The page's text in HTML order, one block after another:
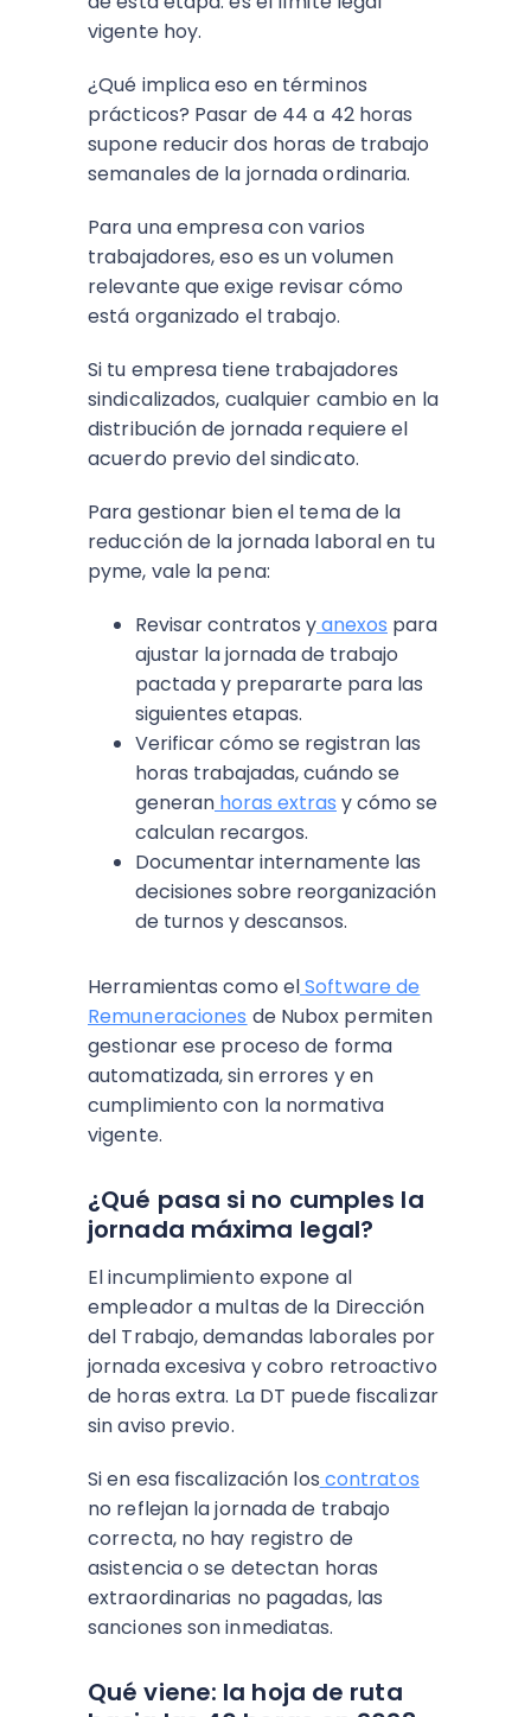
vigente hoy.
¿Qué implica eso en términos
prácticos? Pasar de 44 a 42 horas
supone reducir dos horas de trabajo
semanales de la jornada ordinaria.
Para una empresa con varios
trabajadores, eso es un volumen
relevante que exige revisar cómo
está organizado el trabajo.
Si tu empresa tiene trabajadores
sindicalizados, cualquier cambio en la
distribución de jornada requiere el
acuerdo previo del sindicato.
Para gestionar bien el tema de la
reducción de la jornada laboral en tu
pyme, vale la pena:
Revisar contratos yanexos para
ajustar la jornada de trabajo
pactada y prepararte para las
siguientes etapas.
Verificar cómo se registran las
horas trabajadas, cuándo se
generan horas extras y cómo se
calculan recargos.
Documentar internamente las
decisiones sobre reorganización
de turnos y descansos.
Herramientas como elSoftware de
Remuneraciones de Nubox permiten
gestionar ese proceso de forma
automatizada, sin errores y en
cumplimiento con la normativa
vigente.
¿Qué pasa si no cumples la
jornada máxima legal?
El incumplimiento expone al
empleador a multas de la Dirección
del Trabajo, demandas laborales por
jornada excesiva y cobro retroactivo
de horas extra. La DT puede fiscalizar
sin aviso previo.
Si en esa fiscalización los contratos
no reflejan la jornada de trabajo
correcta, no hay registro de
asistencia o se detectan horas
extraordinarias no pagadas, las
sanciones son inmediatas.
Qué viene: la hoja de ruta